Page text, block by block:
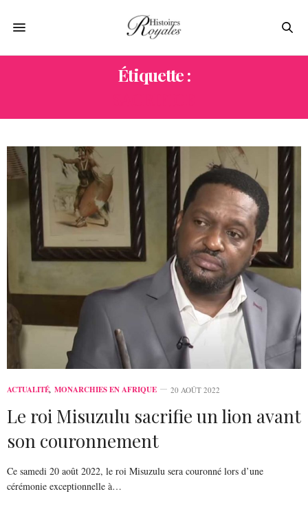
Étiquette :
ACTUALITÉ, MONARCHIES EN AFRIQUE 20 AOÛT 2022
Le roi Misuzulu sacrifie un lion avant
son couronnement
Ce samedi 20 août 2022, le roi Misuzulu sera couronné lors d’une
cérémonie exceptionnelle à…